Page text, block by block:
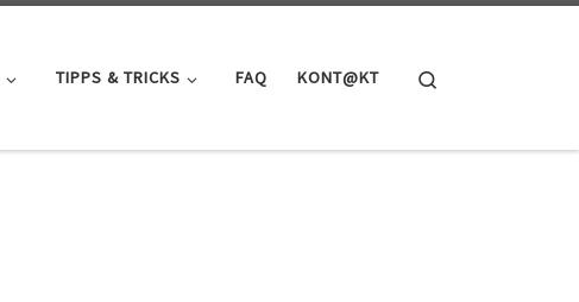
TIPPS & TRICKS FAQ KONT@KT